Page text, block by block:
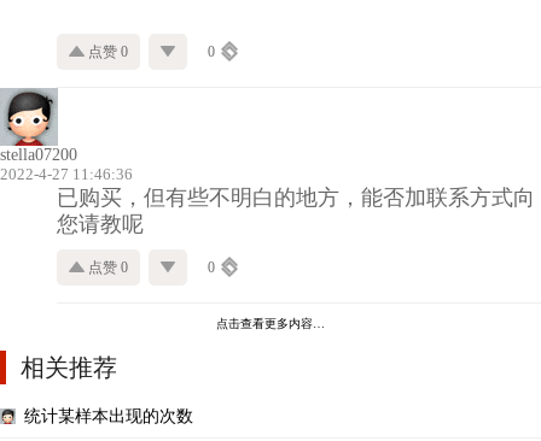
点赞 0 0
stella07200
2022-4-27 11:46:36
已购买，但有些不明白的地方，能否加联系方式向
您请教呢
点赞 0 0
点击查看更多内容…
相关推荐
统计某样本出现的次数